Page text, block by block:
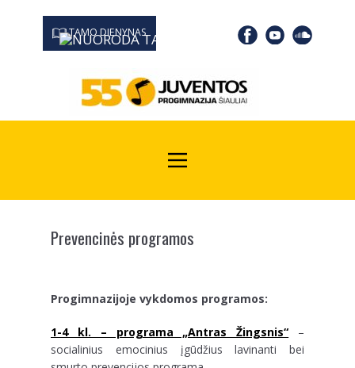
TAMO DIENYNAS
0667 19366
Prevencinės programos
Progimnazijoje vykdomos programos:
1-4 kl. – programa „Antras Žingsnis“ –
socialinius emocinius įgūdžius lavinanti bei